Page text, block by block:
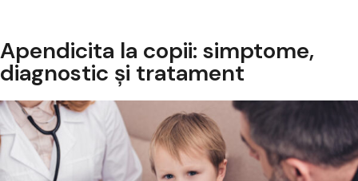
Apendicita la copii: simptome,
diagnostic și tratament